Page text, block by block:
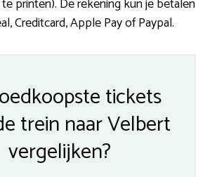
Creditcard, Apple Pay of Paypal.
tickets
trein naar Velbert
vergelijken?